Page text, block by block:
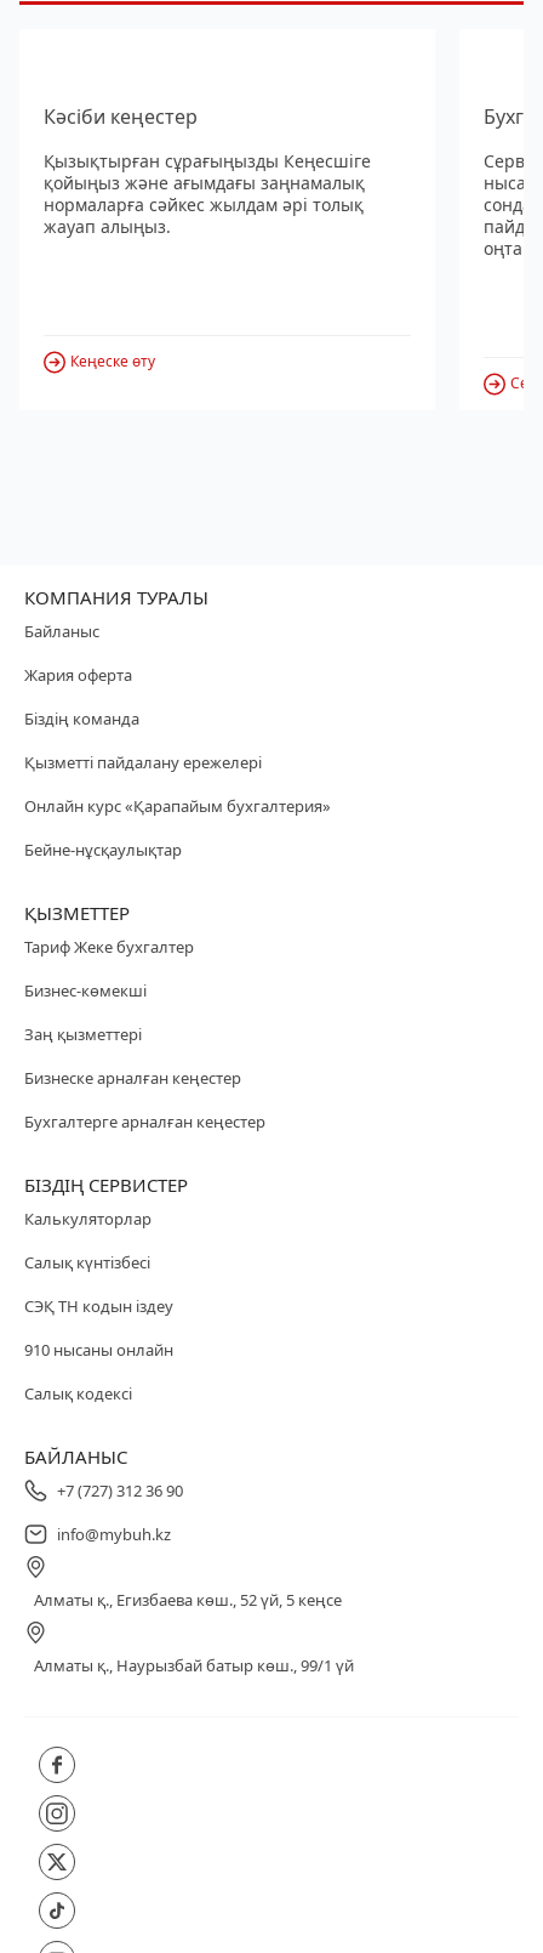
Кәсіби кеңестер
Қызықтырған сұрағыңызды Кеңесшіге
қойыңыз және ағымдағы заңнамалық
нормаларға сәйкес жылдам әрі толық
жауап алыңыз.
Кеңеске өту
КОМПАНИЯ ТУРАЛЫ
Байланыс
Жария оферта
Біздің команда
Қызметті пайдалану ережелері
Онлайн курс «Қарапайым бухгалтерия»
Бейне-нұсқаулықтар
ҚЫЗМЕТТЕР
Тариф Жеке бухгалтер
Бизнес-көмекші
Заң қызметтері
Бизнеске арналған кеңестер
Бухгалтерге арналған кеңестер
БІЗДІҢ СЕРВИСТЕР
Калькуляторлар
Салық күнтізбесі
СЭҚ ТН кодын іздеу
910 нысаны онлайн
Салық кодексі
БАЙЛАНЫС
+7 (727) 312 36 90
info@mybuh.kz
Алматы қ., Егизбаева көш., 52 үй, 5 кеңсе
Алматы қ., Наурызбай батыр көш., 99/1 үй